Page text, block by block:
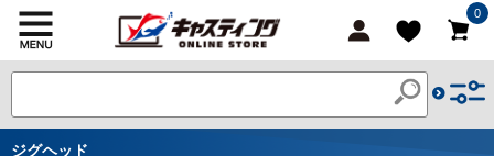
0
ジグヘッド